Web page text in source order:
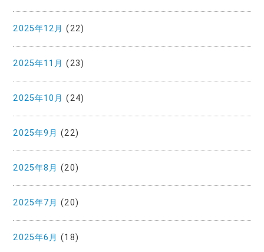
2025年12月 (22)
2025年11月 (23)
2025年10月 (24)
2025年9月 (22)
2025年8月 (20)
2025年7月 (20)
2025年6月 (18)